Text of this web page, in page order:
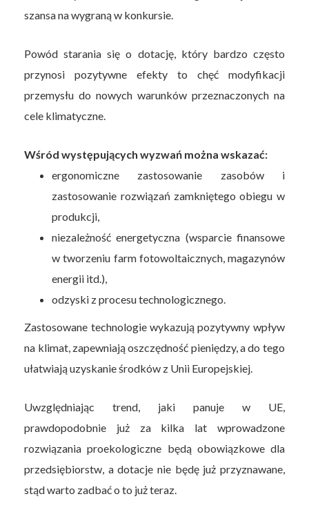
szansa na wygraną w konkursie.
Powód starania się o dotację, który bardzo często
przynosi pozytywne efekty to chęć modyfikacji
przemysłu do nowych warunków przeznaczonych na
cele klimatyczne.
Wśród występujących wyzwań można wskazać:
ergonomiczne zastosowanie zasobów i
zastosowanie rozwiązań zamkniętego obiegu w
produkcji,
niezależność energetyczna (wsparcie finansowe
w tworzeniu farm fotowoltaicznych, magazynów
energii itd.),
odzyski z procesu technologicznego.
Zastosowane technologie wykazują pozytywny wpływ
na klimat, zapewniają oszczędność pieniędzy, a do tego
ułatwiają uzyskanie środków z Unii Europejskiej.
Uwzględniając trend, jaki panuje w UE,
prawdopodobnie już za kilka lat wprowadzone
rozwiązania proekologiczne będą obowiązkowe dla
przedsiębiorstw, a dotacje nie będę już przyznawane,
stąd warto zadbać o to już teraz.